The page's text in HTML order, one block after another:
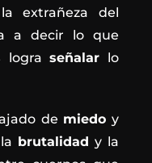
extrañeza del
a decir lo que
logra señalar lo
de miedo y
brutalidad y la